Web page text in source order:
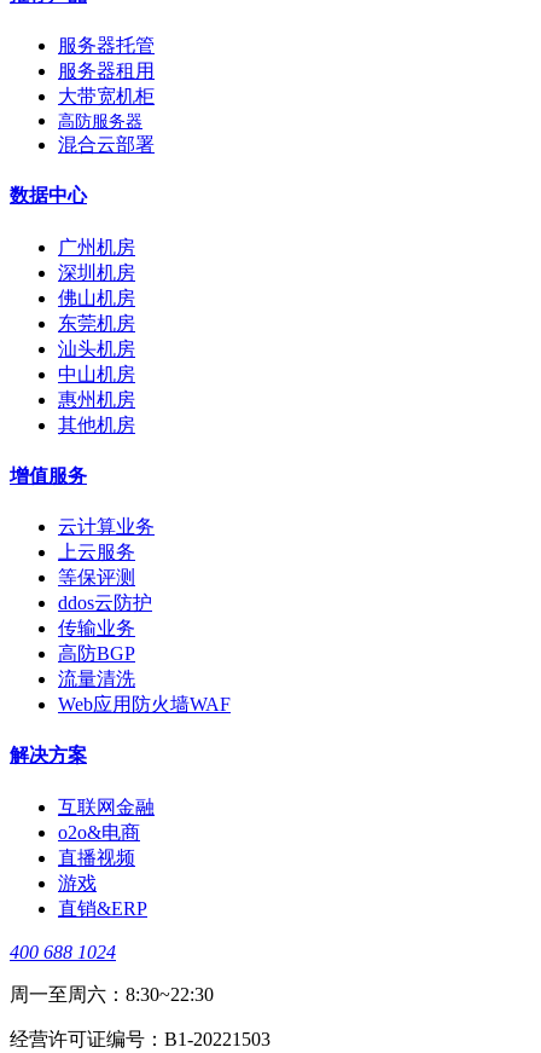
服务器托管
服务器租用
大带宽机柜
高防服务器
混合云部署
数据中心
广州机房
深圳机房
佛山机房
东莞机房
汕头机房
中山机房
惠州机房
其他机房
增值服务
云计算业务
上云服务
等保评测
ddos云防护
传输业务
高防BGP
流量清洗
Web应用防火墙WAF
解决方案
互联网金融
o2o&电商
直播视频
游戏
直销&ERP
400 688 1024
周一至周六：8:30~22:30
经营许可证编号：B1-20221503